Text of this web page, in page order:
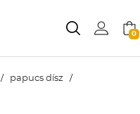
0
/ papucs dísz /